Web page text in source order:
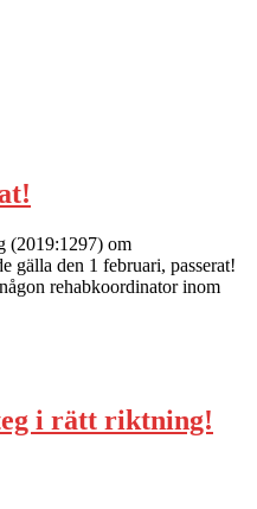
(2019:1297) om
gälla den 1 februari, passerat!
rehabkoordinator inom
i rätt riktning!